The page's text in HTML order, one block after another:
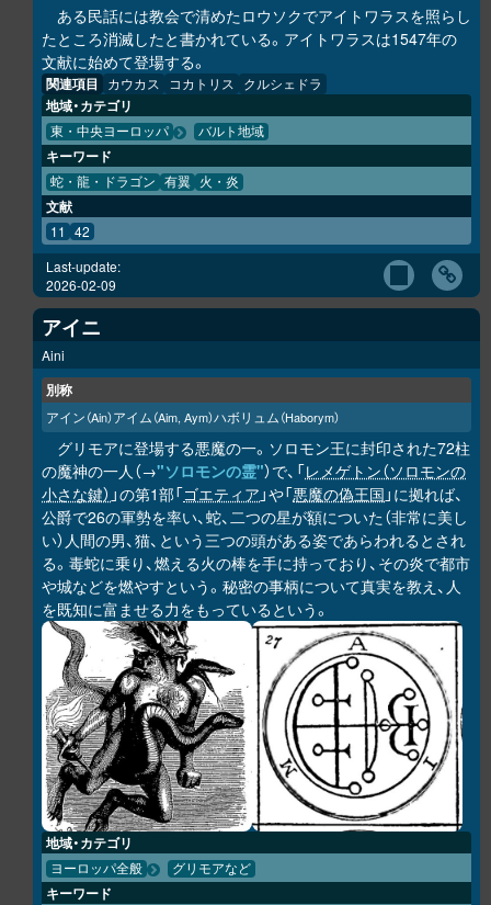
ある民話には教会で清めたロウソクでアイトワラスを照らし
たところ消滅したと書かれている。アイトワラスは1547年の
文献に始めて登場する。
関連項目 カウカス コカトリス クルシェドラ
地域・カテゴリ
東・中央ヨーロッパ バルト地域
キーワード
蛇・龍・ドラゴン 有翼 火・炎
文献
11 42
Last-update:
2026-02-09
アイニ
Aini
別称
アイン（Ain）アイム（Aim, Aym）ハボリュム（Haborym）
グリモアに登場する悪魔の一。ソロモン王に封印された72柱
の魔神の一人（→"ソロモンの霊"）で、「レメゲトン（ソロモンの
小さな鍵） 」の第1部「ゴエティア 」や「悪魔の偽王国 」に拠れば、
公爵で26の軍勢を率い、蛇、二つの星が額についた（非常に美し
い）人間の男、猫、という三つの頭がある姿であらわれるとされ
る。毒蛇に乗り、燃える火の棒を手に持っており、その炎で都市
や城などを燃やすという。秘密の事柄について真実を教え、人
を既知に富ませる力をもっているという。
地域・カテゴリ
ヨーロッパ全般 グリモアなど
キーワード